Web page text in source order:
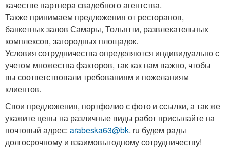
качестве партнера свадебного агентства.
Также принимаем предложения от ресторанов,
банкетных залов Самары, Тольятти, развлекательных
комплексов, загородных площадок.
Условия сотрудничества определяются индивидуально с
учетом множества факторов, так как нам важно, чтобы
вы соответствовали требованиям и пожеланиям
клиентов.
Свои предложения, портфолио с фото и ссылки, а так же
укажите цены на различные виды работ присылайте на
почтовый адрес: arabeska63@bk. ru будем рады
долгосрочному и взаимовыгодному сотрудничеству!